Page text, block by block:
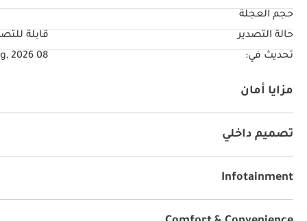
حجم العجلة
حالة التصدير
قابلة
تحديث في:
08 Aug, 2026
مزايا أمان
تصميم داخلي
Infotainment